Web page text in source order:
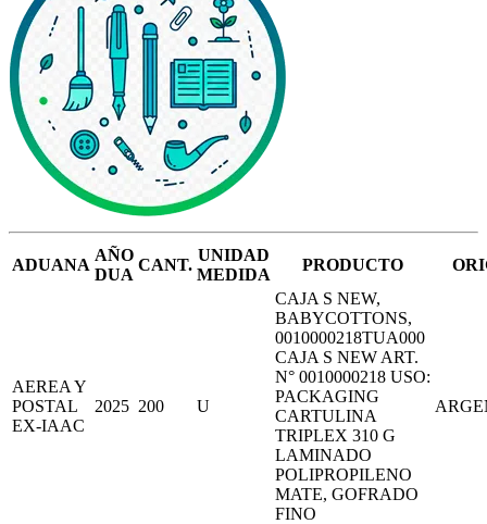
ADUANA
AÑO
DUA
CANT.
UNIDAD
MEDIDA
PRODUCTO
AEREA Y
POSTAL
EX-IAAC
2025 200 U
CAJA S NEW,
BABYCOTTONS,
0010000218TUA000
CAJA S NEW ART.
N° 0010000218 USO:
PACKAGING
CARTULINA
TRIPLEX 310 G
LAMINADO
POLIPROPILENO
MATE, GOFRADO
FINO